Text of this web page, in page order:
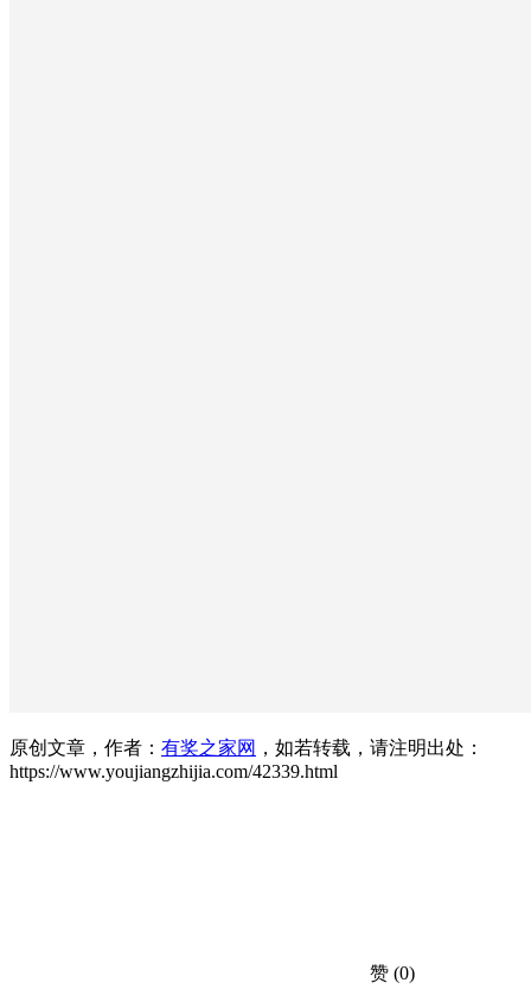
原创文章，作者： 有奖之家网 ，如若转载，请注明出处：
https://www.youjiangzhijia.com/42339.html
赞 (0)